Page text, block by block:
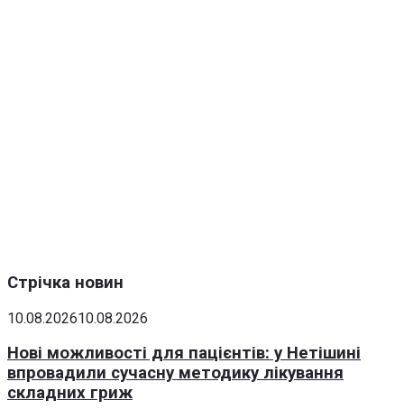
Стрічка новин
10.08.202610.08.2026
Нові можливості для пацієнтів: у Нетішині
впровадили сучасну методику лікування
складних гриж